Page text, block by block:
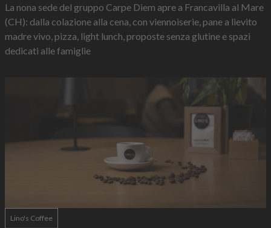
La nona sede del gruppo Carpe Diem apre a Francavilla al Mare
(CH): dalla colazione alla cena, con viennoiserie, pane a lievito
madre vivo, pizza, light lunch, proposte senza glutine e spazi
dedicati alle famiglie
Lino's Coffee